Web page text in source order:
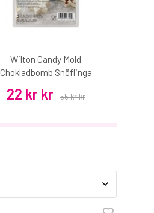
Wilton Candy Mold
Chokladbomb Snöflinga
22 kr kr 55 kr kr